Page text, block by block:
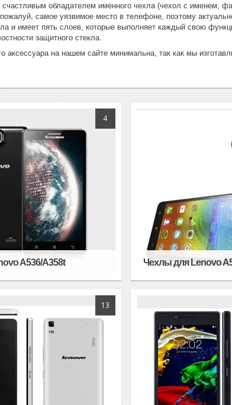
счастливым обладателем именного чехла (чехол с именем,
самое уязвимое место в телефоне, поэтому
и имеет пять слоев, которые выполняет каждый свою
защитного стекла.
аксессуара на нашем сайте минимальна, так как мы
4
A536/A358t Чехлы для Lenovo
13